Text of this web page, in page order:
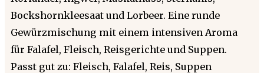
Bockshornkleesaat und Lorbeer. Eine runde
Gewürzmischung mit einem intensiven Aroma
für Falafel, Fleisch, Reisgerichte und Suppen.
Passt gut zu: Fleisch, Falafel, Reis, Suppen